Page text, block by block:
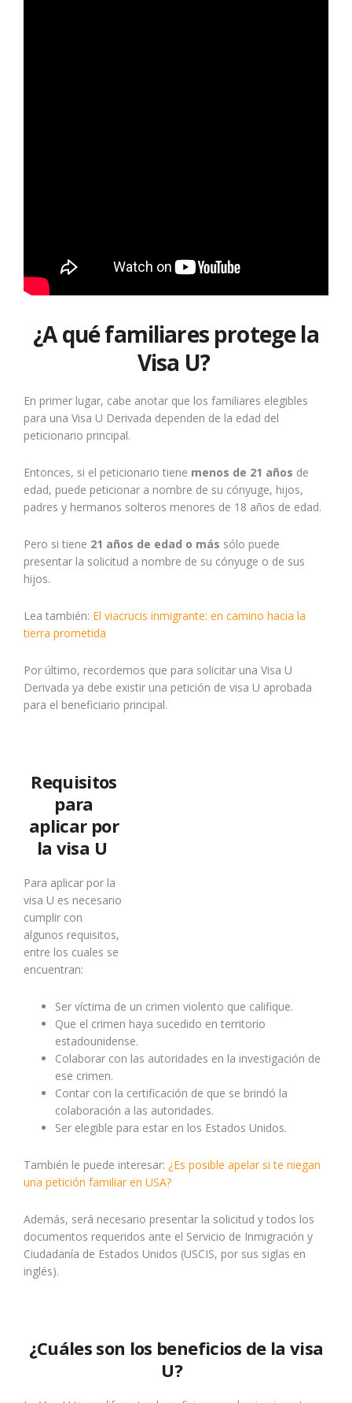
¿A qué familiares protege la
Visa U?
En primer lugar, cabe anotar que los familiares elegibles
para una Visa U Derivada dependen de la edad del
peticionario principal.
Entonces, si el peticionario tiene menos de 21 años de
edad, puede peticionar a nombre de su cónyuge, hijos,
padres y hermanos solteros menores de 18 años de edad.
Pero si tiene 21 años de edad o más sólo puede
presentar la solicitud a nombre de su cónyuge o de sus
hijos.
Lea también: El viacrucis inmigrante: en camino hacia la
tierra prometida
Por último, recordemos que para solicitar una Visa U
Derivada ya debe existir una petición de visa U aprobada
para el beneficiario principal.
Requisitos
para
aplicar por
la visa U
Para aplicar por la
visa U es necesario
cumplir con
algunos requisitos,
entre los cuales se
encuentran:
Ser víctima de un crimen violento que califique.
Que el crimen haya sucedido en territorio
estadounidense.
Colaborar con las autoridades en la investigación de
ese crimen.
Contar con la certificación de que se brindó la
colaboración a las autoridades.
Ser elegible para estar en los Estados Unidos.
También le puede interesar: ¿Es posible apelar si te niegan
una petición familiar en USA?
Además, será necesario presentar la solicitud y todos los
documentos requeridos ante el Servicio de Inmigración y
Ciudadanía de Estados Unidos (USCIS, por sus siglas en
inglés).
¿Cuáles son los beneficios de la visa
U?